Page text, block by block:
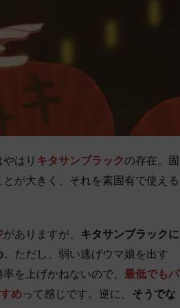
はり キタサンブラックの存在。固
が大きく、それを素固有で使える
がありますが、 キタサンブラックに
。ただし、弱い逃げウマ娘を出す
を上げかねないので、 最低でもパ
めって感じです。逆に、 そうでな